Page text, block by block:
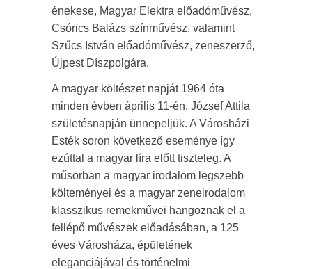
énekese, Magyar Elektra előadóművész,
Csórics Balázs színművész, valamint
Szűcs István előadóművész, zeneszerző,
Újpest Díszpolgára.
A magyar költészet napját 1964 óta
minden évben április 11-én, József Attila
születésnapján ünnepeljük. A Városházi
Esték soron következő eseménye így
ezúttal a magyar líra előtt tiszteleg. A
műsorban a magyar irodalom legszebb
költeményei és a magyar zeneirodalom
klasszikus remekművei hangoznak el a
fellépő művészek előadásában, a 125
éves Városháza, épületének
eleganciájával és történelmi